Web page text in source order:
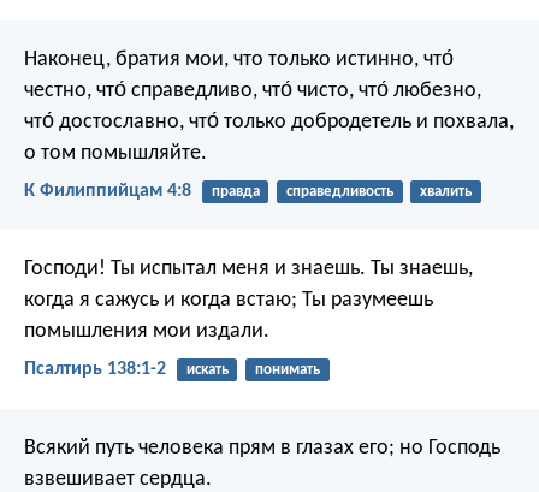
Наконец, братия мои, что только истинно, что́
честно, что́ справедливо, что́ чисто, что́ любезно,
что́ достославно, что́ только добродетель и похвала,
о том помышляйте.
К Филиппийцам 4:8 правда справедливость хвалить
Господи! Ты испытал меня и знаешь. Ты знаешь,
когда я сажусь и когда встаю; Ты разумеешь
помышления мои издали.
Псалтирь 138:1-2 искать понимать
Всякий путь человека прям в глазах его; но Господь
взвешивает сердца.